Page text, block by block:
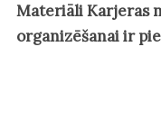
Materiāli Karjeras
organizēšanai ir